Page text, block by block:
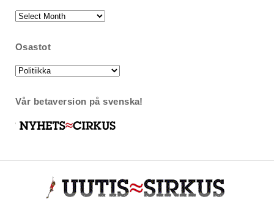
Arkisto
Osastot
Osastot
Vår betaversion på svenska!